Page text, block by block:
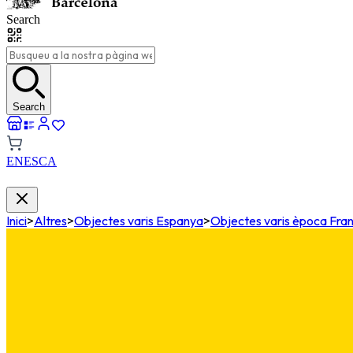
Search
Search
ENESCA
Inici>Altres>Objectes varis Espanya>Objectes varis època